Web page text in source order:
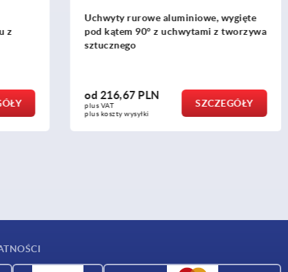
z
Uchwyty rurowe aluminiowe, wygięte
pod kątem 90° z uchwytami z tworzywa
sztucznego
od 216,67 PLN
plus VAT
plus koszty wysyłki
SZCZEGÓŁY